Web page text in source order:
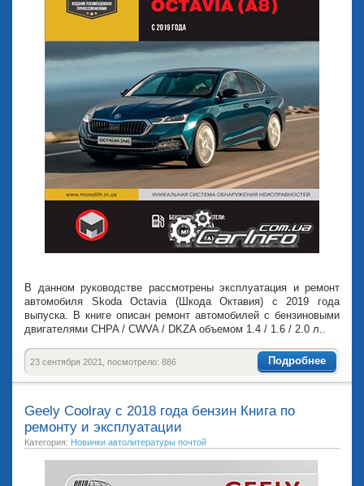
В данном руководстве рассмотрены эксплуатация и ремонт
автомобиля Skoda Octavia (Шкода Октавия) с 2019 года
выпуска. В книге описан ремонт автомобилей с бензиновыми
двигателями CHPA / CWVA / DKZA объемом 1.4 / 1.6 / 2.0 л..
Подробнее
23 сентября 2021, посмотрело: 886
Geely Coolray с 2018 года бензин Книга по
ремонту и эксплуатации
Категория: Новинки автолитературы почтой